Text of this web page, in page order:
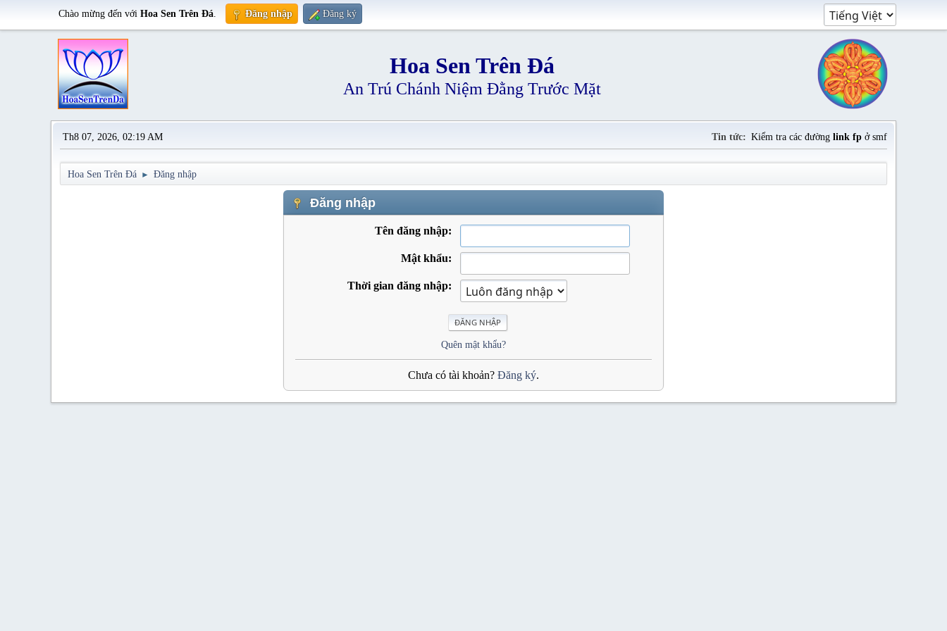
Chào mừng đến với Hoa Sen Trên Đá Đăng nhập Đăng ký
Hoa Sen Trên Đá
An Trú Chánh Niệm Đằng Trước Mặt
Th8 07, 2026, 02:19 AM Tin tức: Kiểm tra các đường link fp ở smf
Hoa Sen Trên Đá ► Đăng nhập
Đăng nhập
Tên đăng nhập:
Mật khẩu:
Thời gian đăng nhập:
Quên mật khẩu?
Chưa có tài khoản? Đăng ký.